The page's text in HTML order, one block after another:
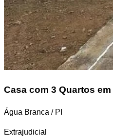
Casa com 3 Quartos
Água Branca / PI
Extrajudicial